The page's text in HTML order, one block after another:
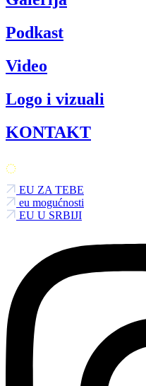
Podkast
Video
Logo i vizuali
KONTAKT
EU ZA TEBE
eu mogućnosti
EU U SRBIJI